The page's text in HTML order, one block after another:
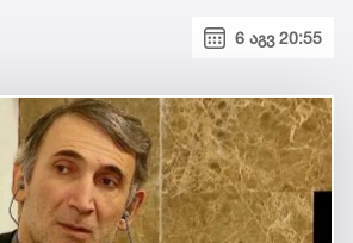
6 აგვ 20:55